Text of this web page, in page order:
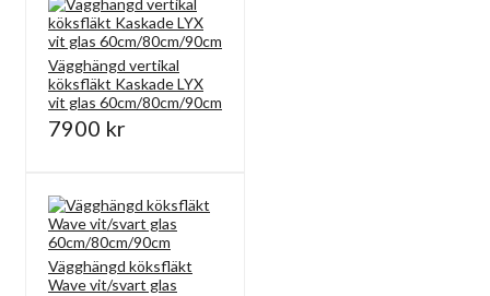
Vägghängd vertikal
köksfläkt Kaskade LYX
vit glas 60cm/80cm/90cm
7900 kr
Vägghängd köksfläkt
Wave vit/svart glas